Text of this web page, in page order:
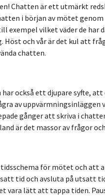
Chatten är ett utmärkt
i början av mötet
exempel vilket väder de har
Höst och vår är det kul att
chatten.
också ett djupare syfte, att
av uppvärmningsinläggen
gånger att skriva i
är det massor av frågor
för mötet och att
tid och avsluta på utsatt
vara lätt att tappa tiden.